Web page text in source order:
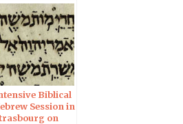
Biblical
Session in
on